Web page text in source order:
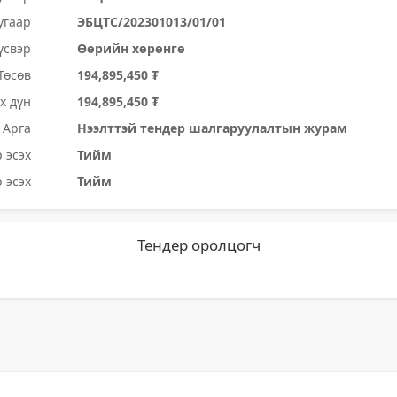
ЭБЦТС/202301013/01/01
Өөрийн хөрөнгө
194,895,450 ₮
дүн
194,895,450 ₮
Арга
Нээлттэй тендер шалгаруулалтын журам
эсэх
Тийм
Тийм
Тендер оролцогч